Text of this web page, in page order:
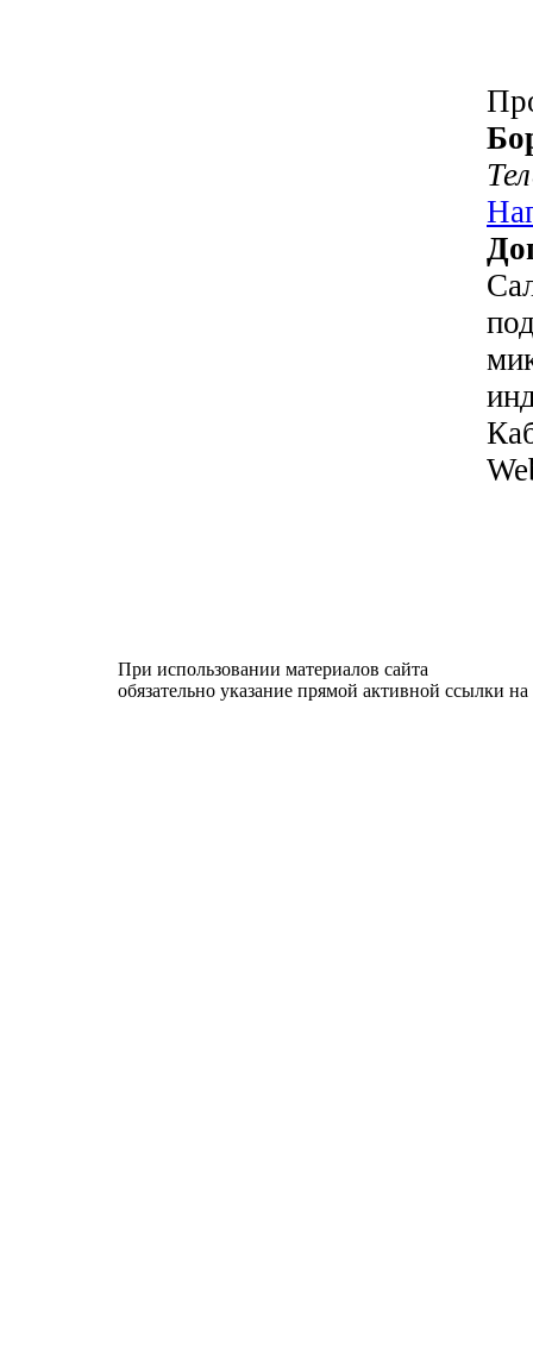
При использовании материалов сайта
обязательно указание прямой активной ссылки на